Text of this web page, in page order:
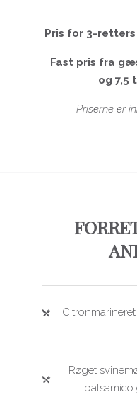
Pris for 3-
Fast pris fra
og 7,5
Priserne er
Røget
balsamico